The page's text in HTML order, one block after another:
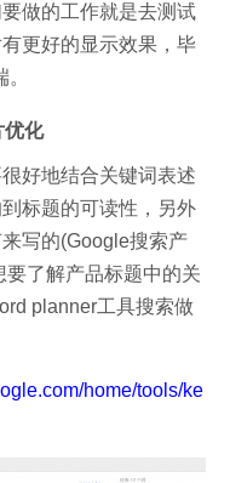
做的工作就是去测试
更好的显示效果，毕
优化
好地结合关键词表述
标题的可读性，另外
写的(Google搜索产
要了解产品标题中的关
planner工具搜索做
home/tools/ke